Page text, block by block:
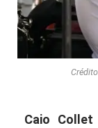
Caio Collet